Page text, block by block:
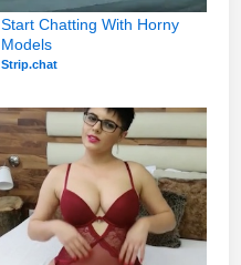
Start Chatting With Horny
Models
Strip.chat